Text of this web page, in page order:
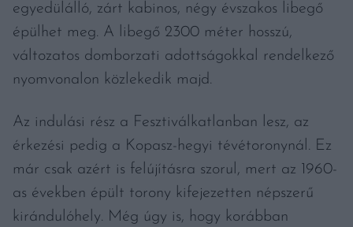
egyedülálló, zárt kabinos, négy évszakos libegő
épülhet meg. A libegő 2300 méter hosszú,
változatos domborzati adottságokkal rendelkező
nyomvonalon közlekedik majd.
Az indulási rész a Fesztiválkatlanban lesz, az
érkezési pedig a Kopasz-hegyi tévétoronynál. Ez
már csak azért is felújításra szorul, mert az 1960-
as években épült torony kifejezetten népszerű
kirándulóhely. Még úgy is, hogy korábban